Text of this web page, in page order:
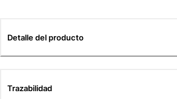
Shorts
Sweatshirts
Detalle del producto
Trazabilidad